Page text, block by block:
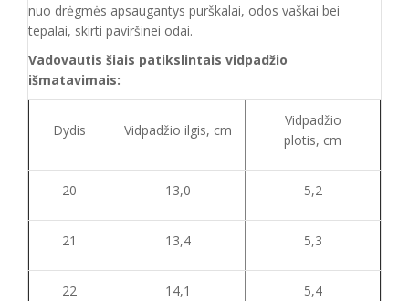
nuo drėgmės apsaugantys purškalai, odos vaškai bei
tepalai, skirti paviršinei odai.
Vadovautis šiais patikslintais vidpadžio
išmatavimais:
Dydis Vidpadžio ilgis, cm
Vidpadžio
plotis, cm
20 13,0 5,2
21 13,4 5,3
22 14,1 5,4